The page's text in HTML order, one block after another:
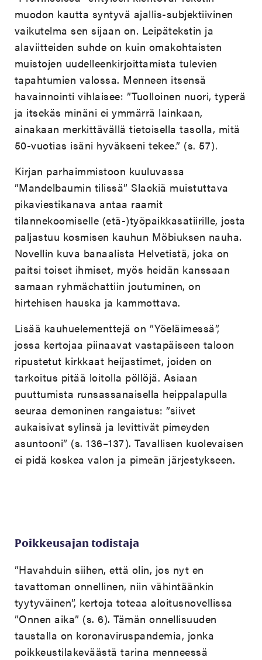
muodon kautta syntyvä ajallis-subjektiivinen
vaikutelma sen sijaan on. Leipätekstin ja
alaviitteiden suhde on kuin omakohtaisten
muistojen uudelleenkirjoittamista tulevien
tapahtumien valossa. Menneen itsensä
havainnointi vihlaisee: ”Tuolloinen nuori, typerä
ja itsekäs minäni ei ymmärrä lainkaan,
ainakaan merkittävällä tietoisella tasolla, mitä
50-vuotias isäni hyväkseni tekee.” (s. 57).
Kirjan parhaimmistoon kuuluvassa
”Mandelbaumin tilissä” Slackiä muistuttava
pikaviestikanava antaa raamit
tilannekoomiselle (etä-)työpaikkasatiirille, josta
paljastuu kosmisen kauhun Möbiuksen nauha.
Novellin kuva banaalista Helvetistä, joka on
paitsi toiset ihmiset, myös heidän kanssaan
samaan ryhmächattiin joutuminen, on
hirtehisen hauska ja kammottava.
Lisää kauhuelementtejä on ”Yöeläimessä”,
jossa kertojaa piinaavat vastapäiseen taloon
ripustetut kirkkaat heijastimet, joiden on
tarkoitus pitää loitolla pöllöjä. Asiaan
puuttumista runsassanaisella heippalapulla
seuraa demoninen rangaistus: ”siivet
aukaisivat sylinsä ja levittivät pimeyden
asuntooni” (s. 136–137). Tavallisen kuolevaisen
ei pidä koskea valon ja pimeän järjestykseen.
Poikkeusajan todistaja
”Havahduin siihen, että olin, jos nyt en
tavattoman onnellinen, niin vähintäänkin
tyytyväinen”, kertoja toteaa aloitusnovellissa
”Onnen aika” (s. 6). Tämän onnellisuuden
taustalla on koronaviruspandemia, jonka
poikkeustilakeväästä tarina menneessä